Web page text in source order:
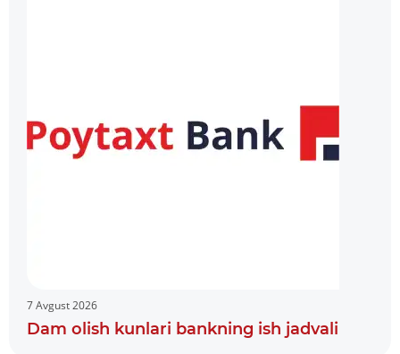
7 Avgust 2026
Dam olish kunlari bankning ish jadvali